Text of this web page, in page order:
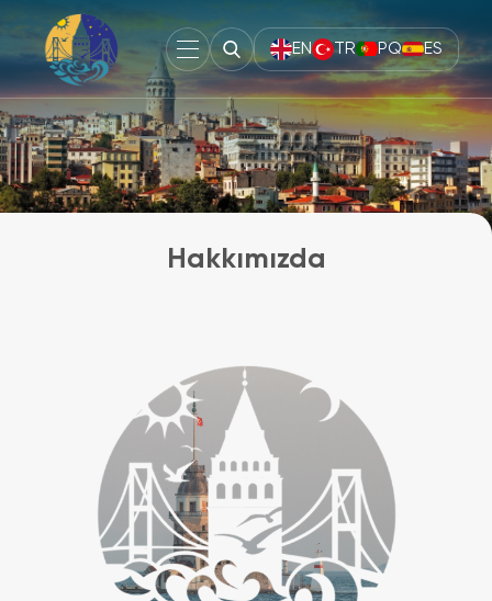
EN TR PQ ES
Hakkımızda